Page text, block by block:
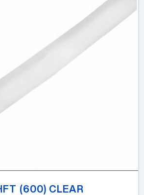
(600) CLEAR